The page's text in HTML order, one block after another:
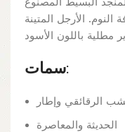
الأرجل المتينة
سمات:
الحديثة والمعاصرة